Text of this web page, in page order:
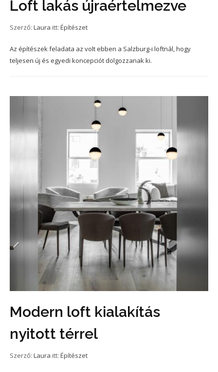
Loft lakás újraértelmezve
Szerző: Laura itt: Építészet
Az építészek feladata az volt ebben a Salzburg-i loftnál, hogy
teljesen új és egyedi koncepciót dolgozzanak ki.
Modern loft kialakítás
nyitott térrel
Szerző: Laura itt: Építészet